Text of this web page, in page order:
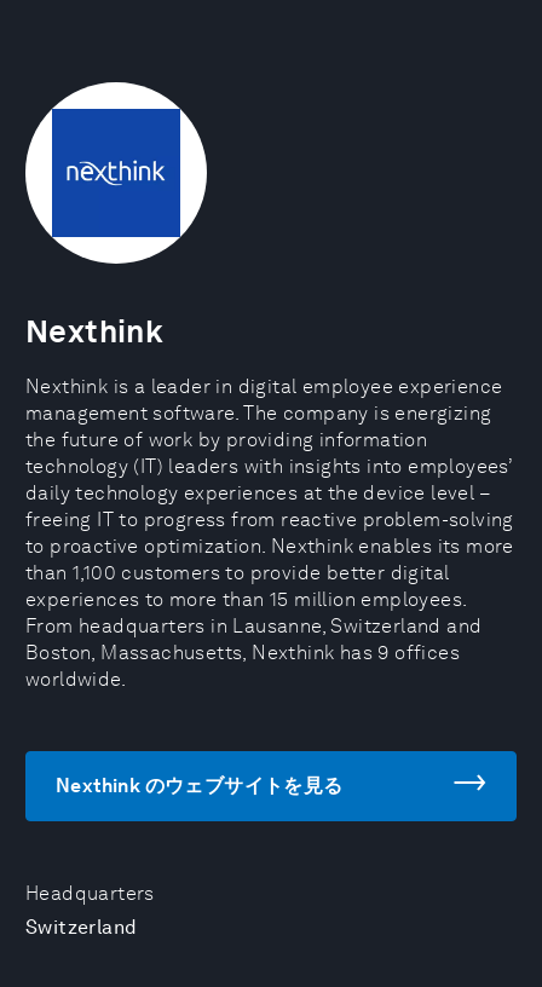
Headquarters
Switzerland
Nexthink
Nexthink is a leader in digital employee experience
management software. The company is energizing
the future of work by providing information
technology (IT) leaders with insights into employees’
daily technology experiences at the device level –
freeing IT to progress from reactive problem-solving
to proactive optimization. Nexthink enables its more
than 1,100 customers to provide better digital
experiences to more than 15 million employees.
From headquarters in Lausanne, Switzerland and
Boston, Massachusetts, Nexthink has 9 offices
worldwide.
Nexthink のウェブサイトを見る